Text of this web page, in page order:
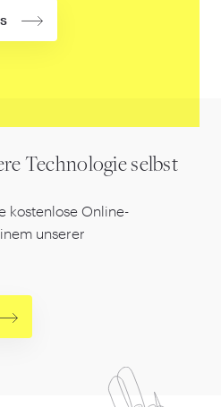
Technologie selbst
kostenlose Online-
unserer